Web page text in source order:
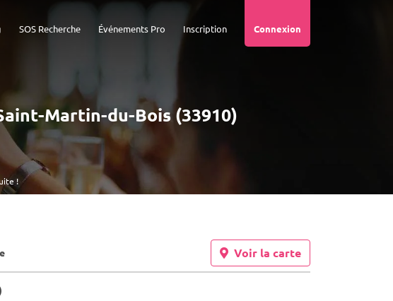
Connexion
Inscription
Événements Pro
SOS Recherche
!
Martin-du-Bois (33910)
Voir la carte